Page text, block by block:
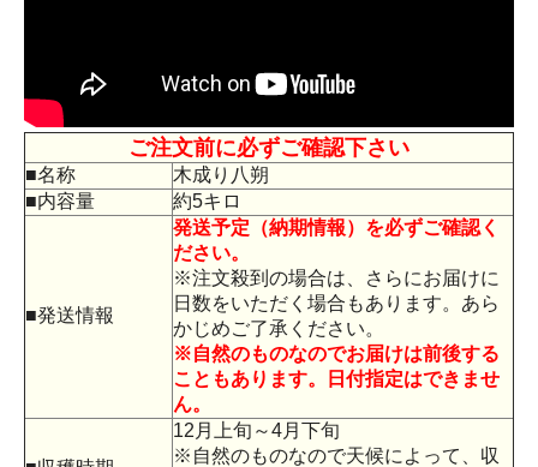
ご注文前に必ずご確認下さい
■名称
木成り八朔
■内容量
約5キロ
■発送情報
発送予定（納期情報）を必ずご確認く
ださい。
※注文殺到の場合は、さらにお届けに
日数をいただく場合もあります。あら
かじめご了承ください。
※自然のものなのでお届けは前後する
こともあります。日付指定はできませ
ん。
12月上旬～4月下旬
※自然のものなので天候によって、収